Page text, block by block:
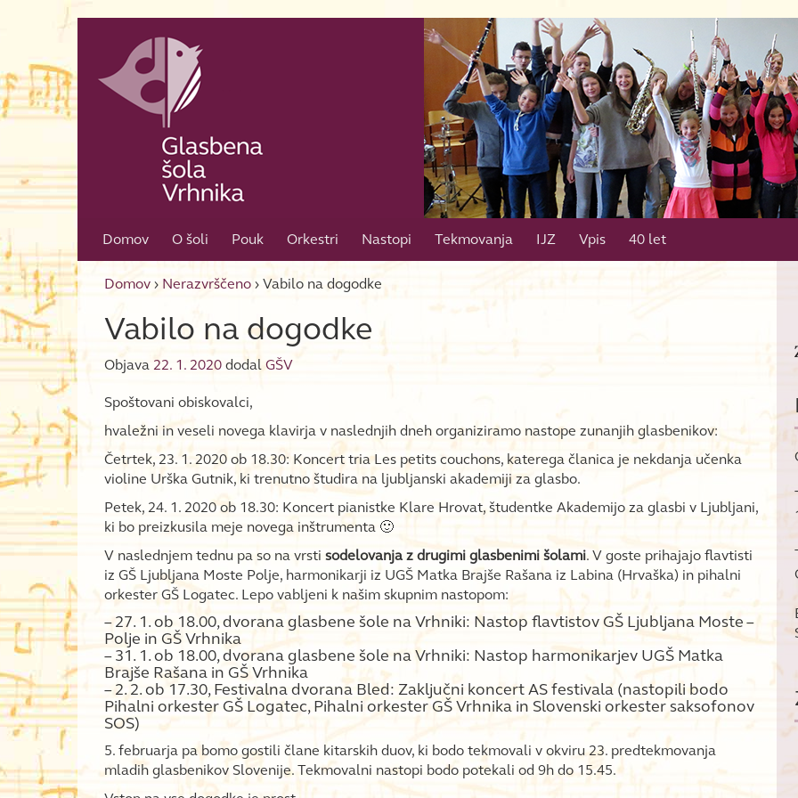
Domov O šoli Pouk Orkestri Nastopi Tekmovanja IJZ Vpis 40 let
Domov › Nerazvrščeno › Vabilo na dogodke
Vabilo na dogodke
Objava 22. 1. 2020 dodal GŠV
Spoštovani obiskovalci,
hvaležni in veseli novega klavirja v naslednjih dneh organiziramo nastope zunanjih glasbenikov:
Četrtek, 23. 1. 2020 ob 18.30: Koncert tria Les petits couchons, katerega članica je nekdanja učenka
violine Urška Gutnik, ki trenutno študira na ljubljanski akademiji za glasbo.
Petek, 24. 1. 2020 ob 18.30: Koncert pianistke Klare Hrovat, študentke Akademijo za glasbi v Ljubljani,
ki bo preizkusila meje novega inštrumenta 🙂
V naslednjem tednu pa so na vrsti sodelovanja z drugimi glasbenimi šolami. V goste prihajajo flavtisti
iz GŠ Ljubljana Moste Polje, harmonikarji iz UGŠ Matka Brajše Rašana iz Labina (Hrvaška) in pihalni
orkester GŠ Logatec. Lepo vabljeni k našim skupnim nastopom:
– 27. 1. ob 18.00, dvorana glasbene šole na Vrhniki: Nastop flavtistov GŠ Ljubljana Moste –
Polje in GŠ Vrhnika
– 31. 1. ob 18.00, dvorana glasbene šole na Vrhniki: Nastop harmonikarjev UGŠ Matka
Brajše Rašana in GŠ Vrhnika
– 2. 2. ob 17.30, Festivalna dvorana Bled: Zaključni koncert AS festivala (nastopili bodo
Pihalni orkester GŠ Logatec, Pihalni orkester GŠ Vrhnika in Slovenski orkester saksofonov
SOS)
5. februarja pa bomo gostili člane kitarskih duov, ki bodo tekmovali v okviru 23. predtekmovanja
mladih glasbenikov Slovenije. Tekmovalni nastopi bodo potekali od 9h do 15.45.